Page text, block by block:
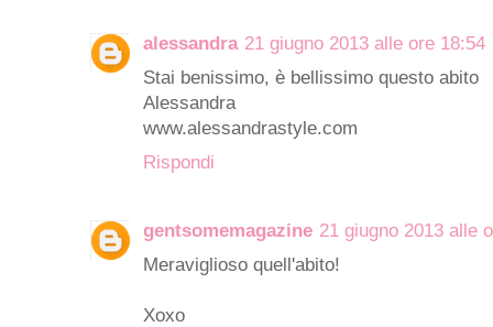
alessandra 21 giugno 2013 alle ore 18:54
Stai benissimo, è bellissimo questo abito
Alessandra
www.alessandrastyle.com
Rispondi
gentsomemagazine 21 giugno 2013 alle
Meraviglioso quell'abito!
Xoxo